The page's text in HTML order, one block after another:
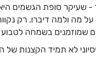
- שעיקר סופת הגשמים
על מה ולמה דיברו. רק
שמוזמנים בשמחה
לא תמיד הקצנות של